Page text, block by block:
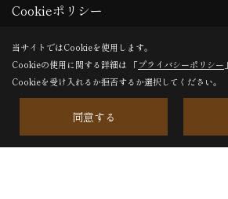
Cookieポリシー
当サイトではCookieを使用します。
Cookieの使用に関する詳細は 「プライバシーポリシー
Cookieを受け入れるか拒否するか選択してください。
同意する